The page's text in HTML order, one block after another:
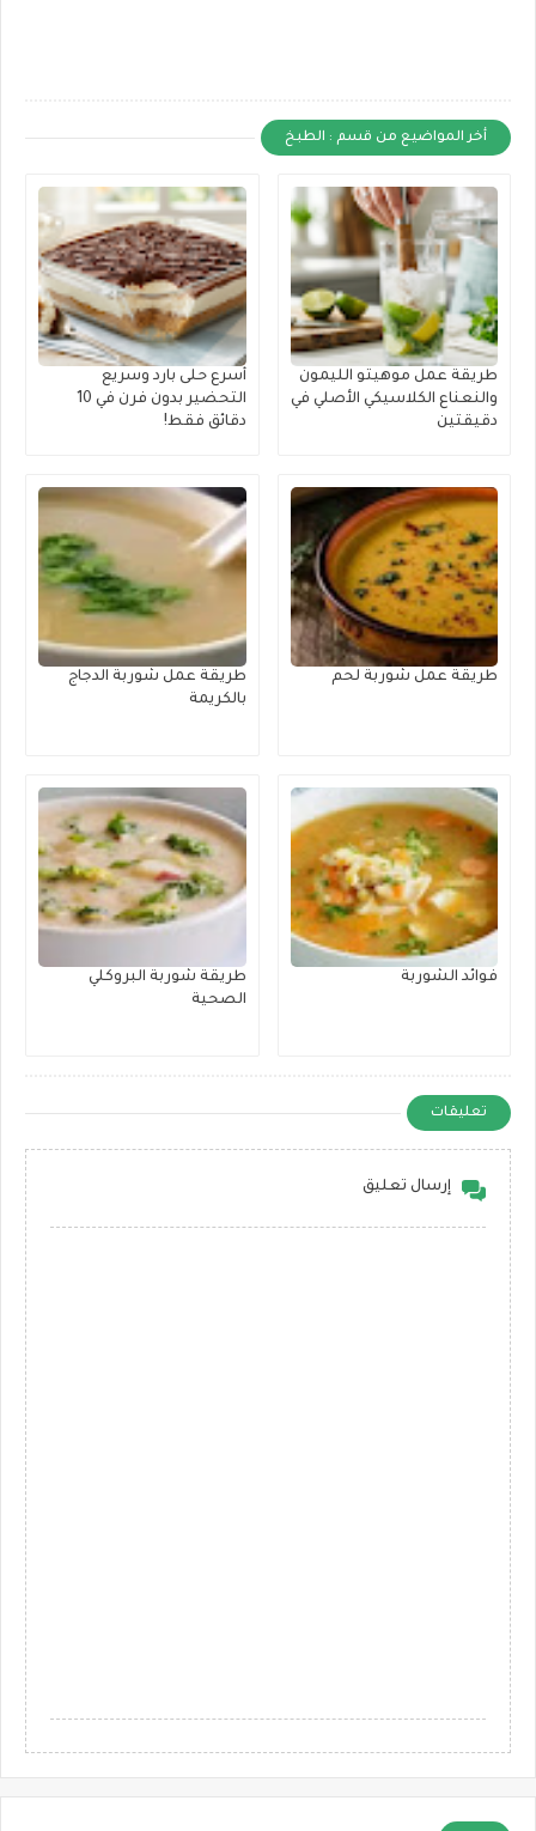
أخر المواضيع من قسم : الطبخ
طريقة عمل موهيتو الليمون
والنعناع الكلاسيكي الأصلي في
دقيقتين
أسرع حلى بارد وسريع
التحضير بدون فرن في 10
دقائق فقط!
طريقة عمل شوربة لحم
طريقة عمل شوربة الدجاج
بالكريمة
فوائد الشوربة
طريقة شوربة البروكلي
الصحية
تعليقات
إرسال تعليق